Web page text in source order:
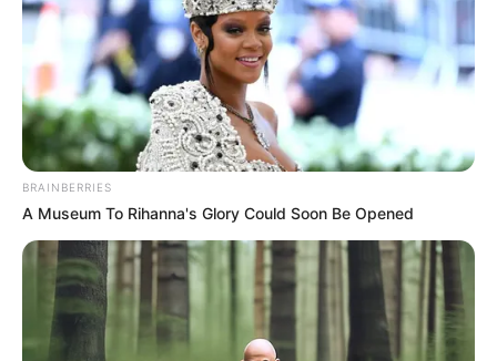
BRAINBERRIES
A Museum To Rihanna's Glory Could Soon Be Opened